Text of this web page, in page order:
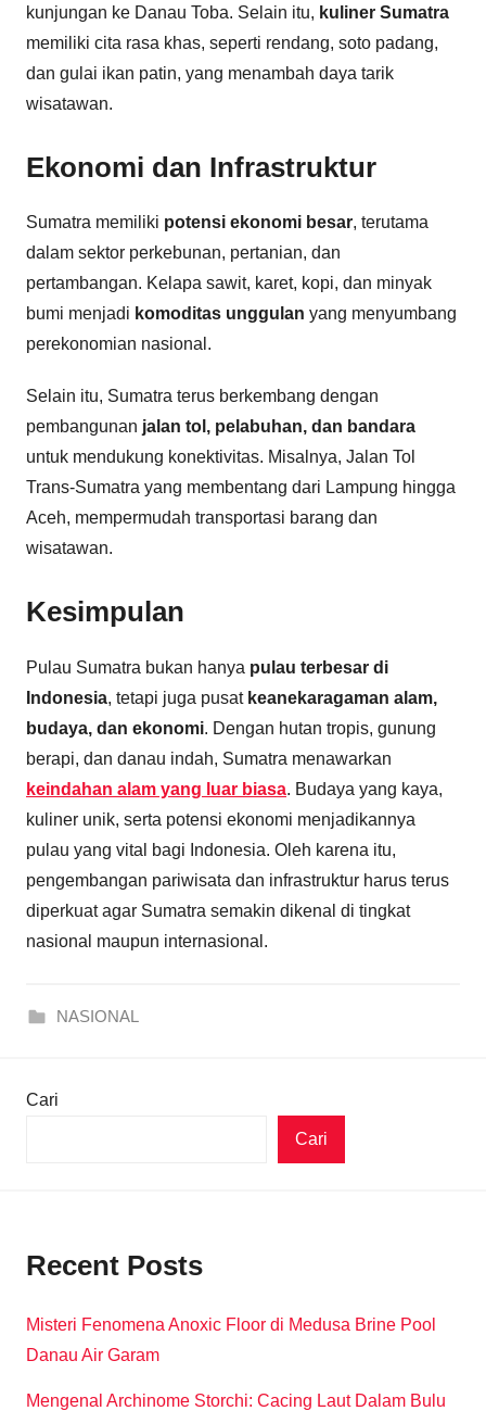
kunjungan ke Danau Toba. Selain itu, kuliner Sumatra
memiliki cita rasa khas, seperti rendang, soto padang,
dan gulai ikan patin, yang menambah daya tarik
wisatawan.
Ekonomi dan Infrastruktur
Sumatra memiliki potensi ekonomi besar, terutama
dalam sektor perkebunan, pertanian, dan
pertambangan. Kelapa sawit, karet, kopi, dan minyak
bumi menjadi komoditas unggulan yang menyumbang
perekonomian nasional.
Selain itu, Sumatra terus berkembang dengan
pembangunan jalan tol, pelabuhan, dan bandara
untuk mendukung konektivitas. Misalnya, Jalan Tol
Trans-Sumatra yang membentang dari Lampung hingga
Aceh, mempermudah transportasi barang dan
wisatawan.
Kesimpulan
Pulau Sumatra bukan hanya pulau terbesar di
Indonesia, tetapi juga pusat keanekaragaman alam,
budaya, dan ekonomi. Dengan hutan tropis, gunung
berapi, dan danau indah, Sumatra menawarkan
keindahan alam yang luar biasa. Budaya yang kaya,
kuliner unik, serta potensi ekonomi menjadikannya
pulau yang vital bagi Indonesia. Oleh karena itu,
pengembangan pariwisata dan infrastruktur harus terus
diperkuat agar Sumatra semakin dikenal di tingkat
nasional maupun internasional.
NASIONAL
Cari
Cari
Recent Posts
Misteri Fenomena Anoxic Floor di Medusa Brine Pool
Danau Air Garam
Mengenal Archinome Storchi: Cacing Laut Dalam Bulu